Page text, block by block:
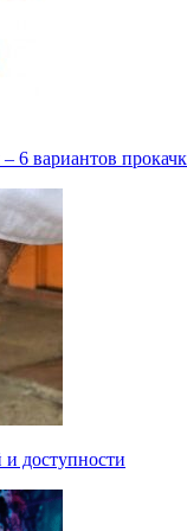
– 6 вариантов
и доступности